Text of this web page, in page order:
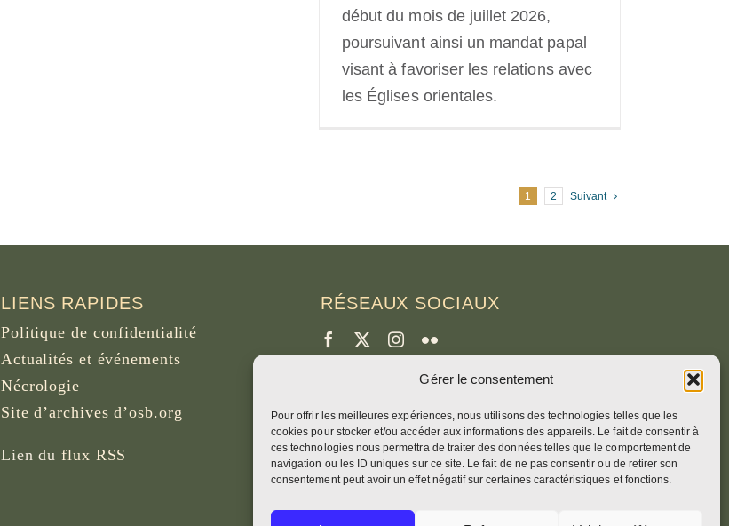
Gérer le consentement
Pour offrir les meilleures expériences, nous utilisons des technologies telles que les
cookies pour stocker et/ou accéder aux informations des appareils. Le fait de consentir à
ces technologies nous permettra de traiter des données telles que le comportement de
navigation ou les ID uniques sur ce site. Le fait de ne pas consentir ou de retirer son
consentement peut avoir un effet négatif sur certaines caractéristiques et fonctions.
début du mois de juillet 2026,
poursuivant ainsi un mandat papal
visant à favoriser les relations avec
les Églises orientales.
1 2 Suivant
LIENS RAPIDES
Politique de confidentialité
Actualités et événements
Nécrologie
Site d’archives d’osb.org
Lien duflux RSS
RÉSEAUX SOCIAUX
Photos de la page
Bruno Rotival
Web, design, photos + texte